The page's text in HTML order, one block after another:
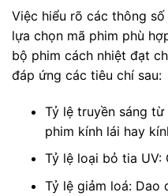
Việc hiểu rõ các thông
lựa chọn mã phim phù
bộ phim cách nhiệt đạt
đáp ứng các tiêu chí sau:
Tỷ lệ truyền sáng từ
phim kính lái hay
Tỷ lệ loại bỏ tia UV:
Tỷ lệ giảm loá: Dao